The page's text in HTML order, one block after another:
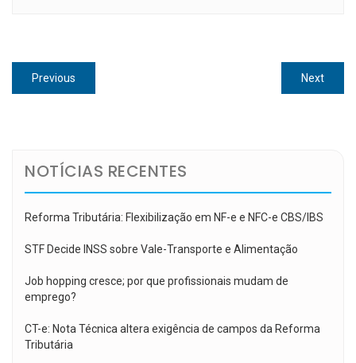
Navegação
de
Previous
post:
NextNext
post:
NOTÍCIAS RECENTES
Reforma Tributária: Flexibilização em NF-e e NFC-e CBS/IBS
STF Decide INSS sobre Vale-Transporte e Alimentação
Job hopping cresce; por que profissionais mudam de
emprego?
CT-e: Nota Técnica altera exigência de campos da Reforma
Tributária